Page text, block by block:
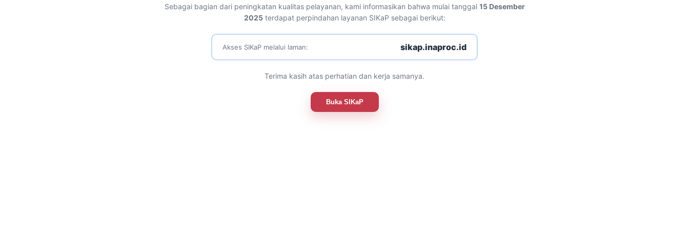
Sebagai bagian dari peningkatan kualitas pelayanan, kami informasikan bahwa mulai tanggal 15 Desember
2025terdapat perpindahan layanan SIKaP sebagai berikut:
Akses SIKaP melalui laman: sikap.inaproc.id
Terima kasih atas perhatian dan kerja samanya.
Buka SIKaP